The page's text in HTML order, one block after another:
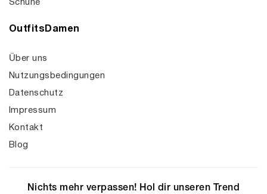
Schuhe
OutfitsDamen
Über uns
Nutzungsbedingungen
Datenschutz
Impressum
Kontakt
Blog
Nichts mehr verpassen! Hol dir unseren Trend